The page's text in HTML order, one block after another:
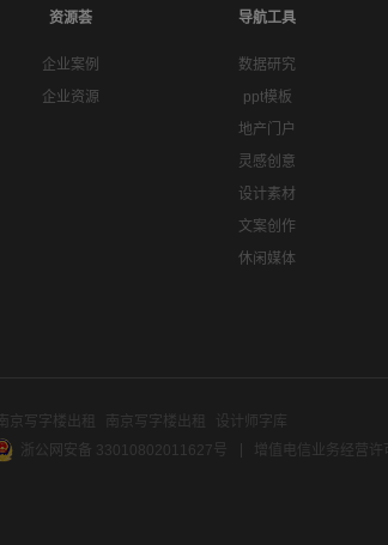
资源荟
企业案例
企业资源
导航工具
数据研究
ppt模板
地产门户
灵感创意
设计素材
文案创作
休闲媒体
南京写字楼出租 南京写字楼出租
设计师字库
浙公网安备 33010802011627号 增值电信业务经营